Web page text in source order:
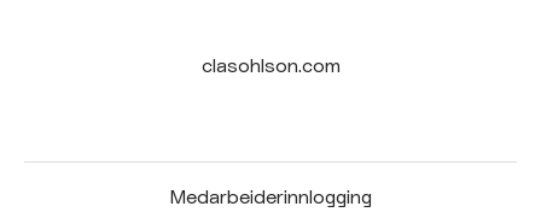
clasohlson.com
Medarbeiderinnlogging